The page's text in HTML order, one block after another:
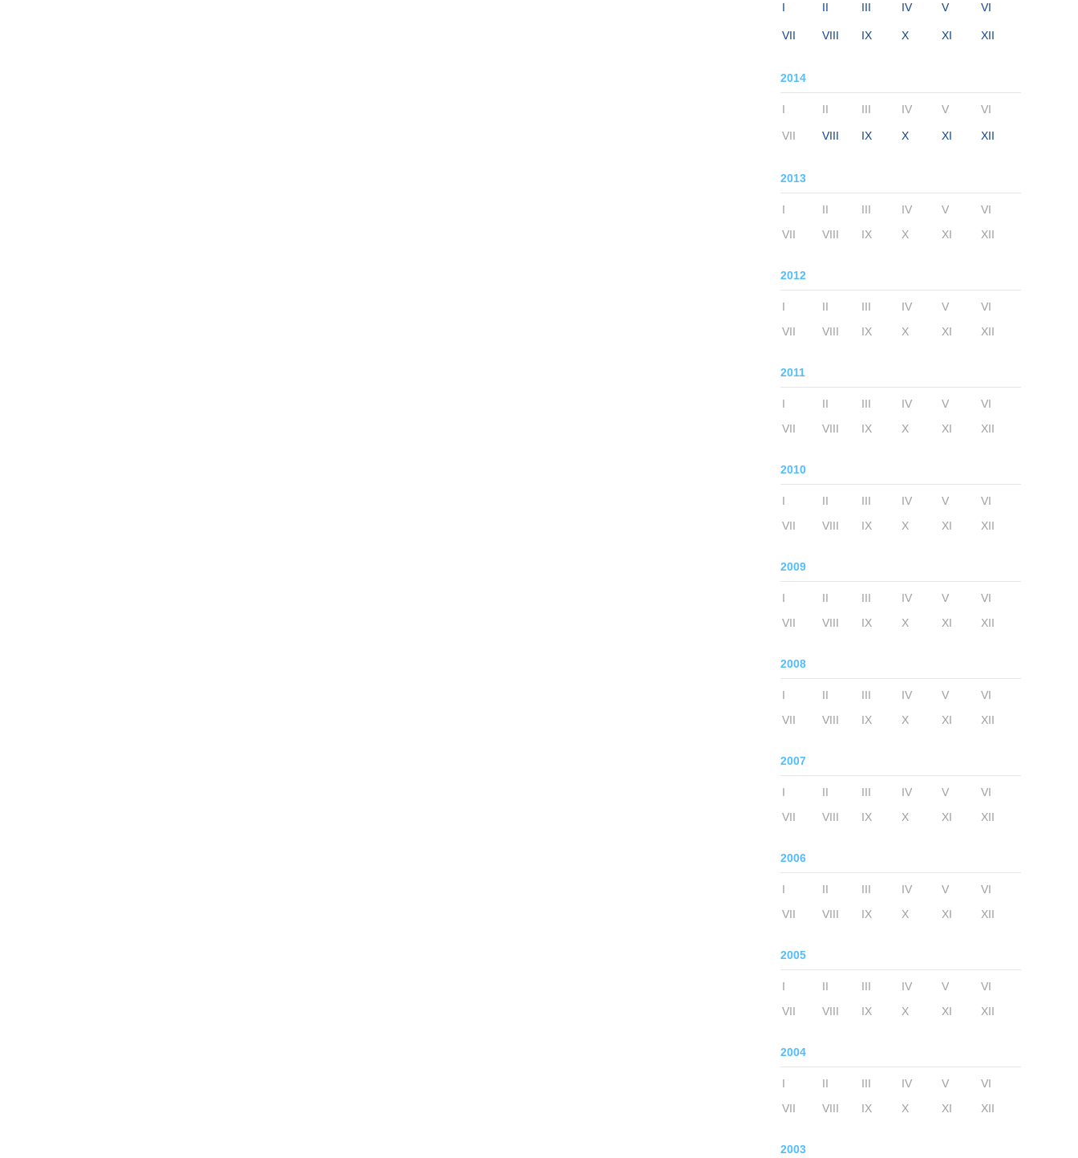
I II III IV V VI
VII VIII IX X XI XII
2014
I II III IV V VI
VII VIII IX X XI XII
2013
I II III IV V
VI
VII
VIII IX X XI XII
2012
I II III IV V
VI
VII
VIII IX X XI XII
2011
I II III IV V
VI
VII
VIII IX X XI XII
2010
I II III IV V
VI
VII
VIII IX X XI XII
2009
I II III IV V
VI
VII
VIII IX X XI XII
2008
I II III IV V
VI
VII
VIII IX X XI XII
2007
I II III IV V
VI
VII
VIII IX X XI XII
2006
I II III IV V
VI
VII
VIII IX X XI XII
2005
I II III IV V
VI
VII
VIII IX X XI XII
2004
I II III IV V
VI
VII
VIII IX X XI XII
2003